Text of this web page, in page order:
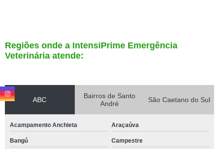
Regiões onde a IntensiPrime Emergência
Veterinária atende:
ABC
Bairros de Santo
André
São Caetano do Sul
Acampamento Anchieta Araçaúva
Bangú Campestre